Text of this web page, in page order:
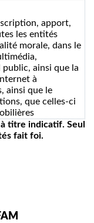
apport,
les entités
morale, dans le
ainsi que la
à
ainsi que le
que celles-ci
titre indicatif. Seul
fait foi.